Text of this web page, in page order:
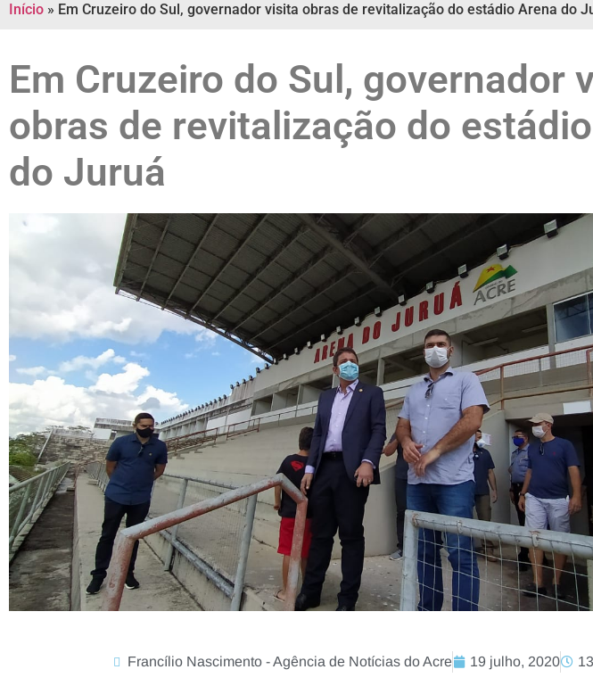
Início » Em Cruzeiro do Sul, governador visita obras de revitalização do estádio Arena do
Em Cruzeiro do Sul, governador
obras de revitalização do
do Juruá
Francílio Nascimento - Agência de Notícias do Acre 19 julho, 2020